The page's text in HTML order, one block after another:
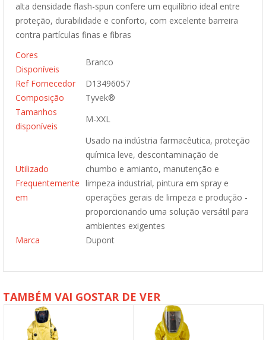
alta densidade flash-spun confere um equilíbrio ideal entre
proteção, durabilidade e conforto, com excelente barreira
contra partículas finas e fibras
Cores
Disponíveis
Branco
Ref Fornecedor
D13496057
Composição
Tyvek®
Tamanhos
disponíveis
M-XXL
Utilizado
Frequentemente
em
Usado na indústria farmacêutica, proteção
química leve, descontaminação de
chumbo e amianto, manutenção e
limpeza industrial, pintura em spray e
operações gerais de limpeza e produção -
proporcionando uma solução versátil para
ambientes exigentes
Marca
Dupont
TAMBÉM VAI GOSTAR DE VER